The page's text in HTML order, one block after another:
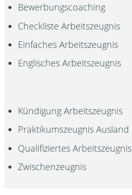
Bewerbungscoaching
Checkliste Arbeitszeugnis
Einfaches Arbeitszeugnis
Englisches Arbeitszeugnis
Kündigung Arbeitszeugnis
Praktikumszeugnis Ausland
Qualifiziertes Arbeitszeugnis
Zwischenzeugnis